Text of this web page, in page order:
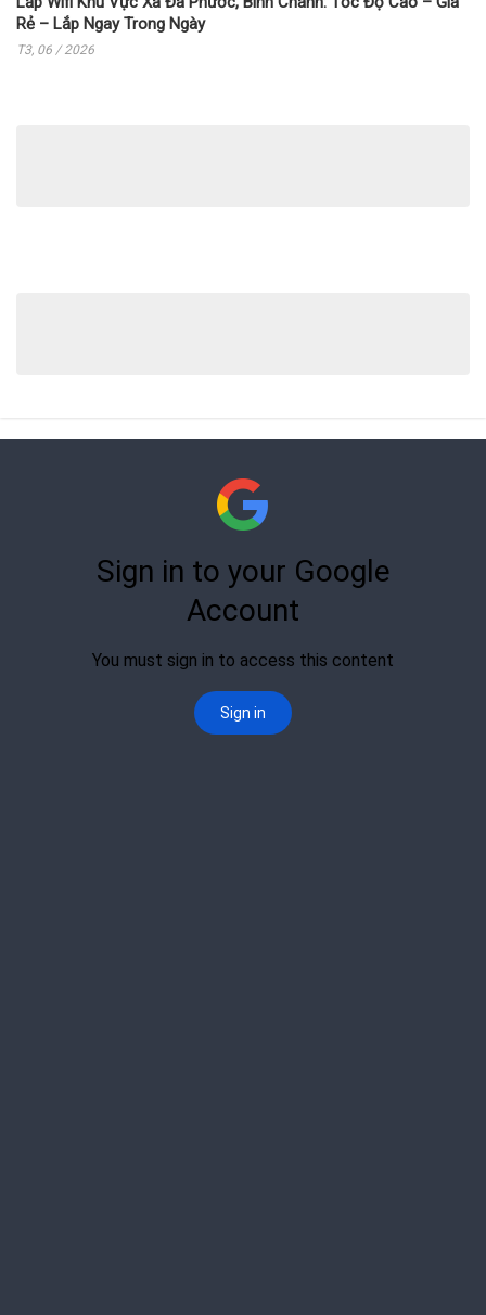
Rẻ – Lắp Ngay Trong Ngày
T3, 06 / 2026